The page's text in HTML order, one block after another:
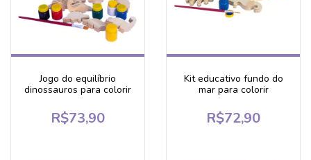
Jogo do equilíbrio
dinossauros para colorir
R$73,90
Kit educativo fundo do
mar para colorir
R$72,90